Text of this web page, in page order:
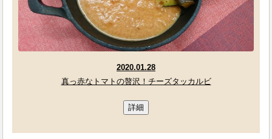
2020.01.28
真っ赤なトマトの贅沢！チーズタッカルビ
詳細